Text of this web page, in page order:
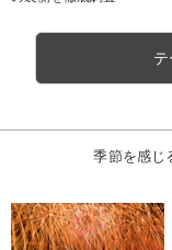
季節を感じ